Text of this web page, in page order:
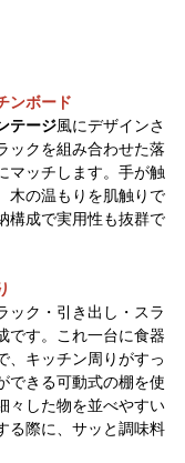
ンボード
テージ風にデザインさ
ックを組み合わせた落
マッチします。手が触
木の温もりを肌触りで
構成で実用性も抜群で
ック・引き出し・スラ
です。これ一台に食器
、キッチン周りがすっ
できる可動式の棚を使
々した物を並べやすい
る際に、サッと調味料